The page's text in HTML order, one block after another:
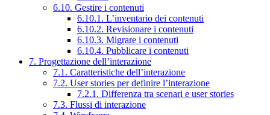
6.10. Gestire i contenuti
6.10.1. L’inventario dei contenuti
6.10.2. Revisionare i contenuti
6.10.3. Migrare i contenuti
6.10.4. Pubblicare i contenuti
7. Progettazione dell’interazione
7.1. Caratteristiche dell’interazione
7.2. User stories per definire l’interazione
7.2.1. Differenza tra scenari e user stories
7.3. Flussi di interazione